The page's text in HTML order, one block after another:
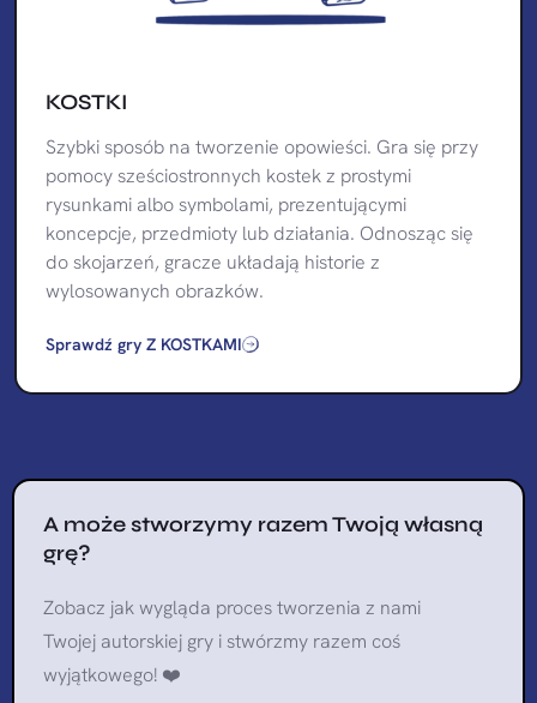
KOSTKI
Szybki sposób na tworzenie opowieści. Gra się przy
pomocy sześciostronnych kostek z prostymi
rysunkami albo symbolami, prezentującymi
koncepcje, przedmioty lub działania. Odnosząc się
do skojarzeń, gracze układają historie z
wylosowanych obrazków.
Sprawdź gry Z KOSTKAMI
A może stworzymy razem Twoją własną
grę?
Zobacz jak wygląda proces tworzenia z nami
Twojej autorskiej gry i stwórzmy razem coś
wyjątkowego! ❤️